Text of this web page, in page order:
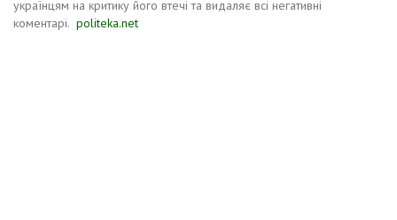
українцям на критику його втечі та видаляє всі негативні
коментарі. politeka.net